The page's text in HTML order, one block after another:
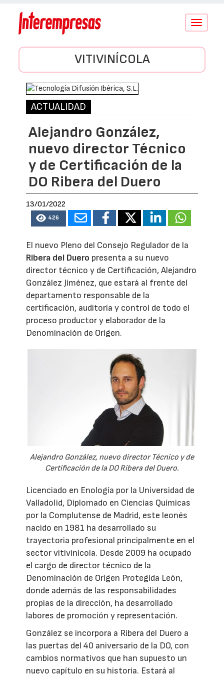
Conmutar
VITIVINÍCOLA
ACTUALIDAD
Alejandro González,
nuevo director Técnico
y de Certificación de la
DO Ribera del Duero
13/01/2022
426
El nuevo Pleno del Consejo Regulador de la
Ribera del Duero presenta a su nuevo
director técnico y de Certificación, Alejandro
González Jiménez, que estará al frente del
departamento responsable de la
certificación, auditoría y control de todo el
proceso productor y elaborador de la
Denominación de Origen.
Alejandro González, nuevo director Técnico y de
Certificación de la DO Ribera del Duero.
Licenciado en Enología por la Universidad de
Valladolid, Diplomado en Ciencias Químicas
por la Complutense de Madrid, este leonés
nacido en 1981 ha desarrollado su
trayectoria profesional principalmente en el
sector vitivinícola. Desde 2009 ha ocupado
el cargo de director técnico de la
Denominación de Origen Protegida León,
donde además de las responsabilidades
propias de la dirección, ha desarrollado
labores de promoción y representación.
González se incorpora a Ribera del Duero a
las puertas del 40 aniversario de la DO, con
cambios normativos que han supuesto un
nuevo capítulo en su historia. Estará al